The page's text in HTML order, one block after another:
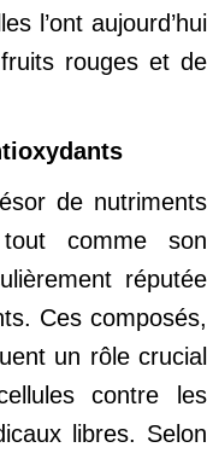
l’ont aujourd’hui
rouges et de
de nutriments
comme son
réputée
Ces composés,
un rôle crucial
contre les
libres. Selon